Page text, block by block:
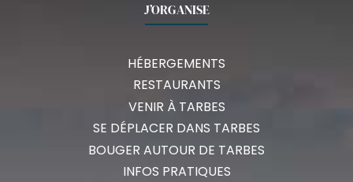
J’ORGANISE
HÉBERGEMENTS
RESTAURANTS
VENIR À TARBES
SE DÉPLACER DANS TARBES
BOUGER AUTOUR DE TARBES
INFOS PRATIQUES